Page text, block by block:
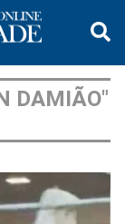
DAMIÃO"